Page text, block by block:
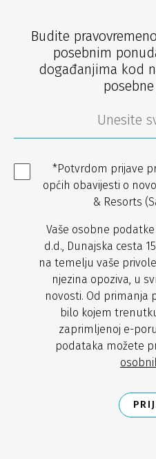
Budite
posebnim
događanjima kod
*Potvrdom prijave
općih obavijesti o
& Resorts
Vaše osobne
d.d., Dunajska cesta
na temelju vaše
njezina opoziva, u
novosti. Od primanja
bilo kojem
zaprimljenoj e-
podataka možete